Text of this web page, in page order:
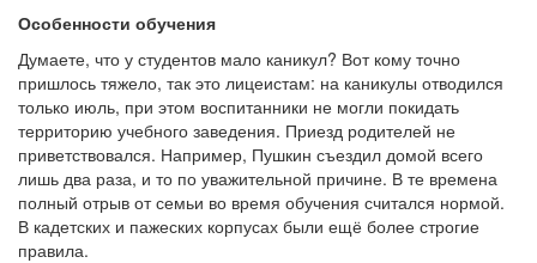
Особенности обучения
Думаете, что у студентов мало каникул? Вот кому точно
пришлось тяжело, так это лицеистам: на каникулы отводился
только июль, при этом воспитанники не могли покидать
территорию учебного заведения. Приезд родителей не
приветствовался. Например, Пушкин съездил домой всего
лишь два раза, и то по уважительной причине. В те времена
полный отрыв от семьи во время обучения считался нормой.
В кадетских и пажеских корпусах были ещё более строгие
правила.